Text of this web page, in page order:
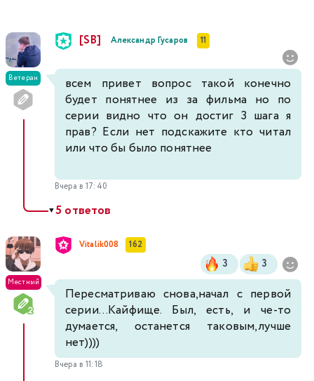
Ветеран
[SB] Александр Гусаров 11
всем привет вопрос такой конечно
будет понятнее из за фильма но по
серии видно что он достиг 3 шага я
прав? Если нет подскажите кто читал
или что бы было понятнее
Вчера в 17:40
▼5 ответов
Местный
Vitalik008 162
3 3
Пересматриваю снова,начал с первой
серии...Кайфище. Был, есть, и че-то
думается, останется таковым,лучше
нет))))
Вчера в 11:18